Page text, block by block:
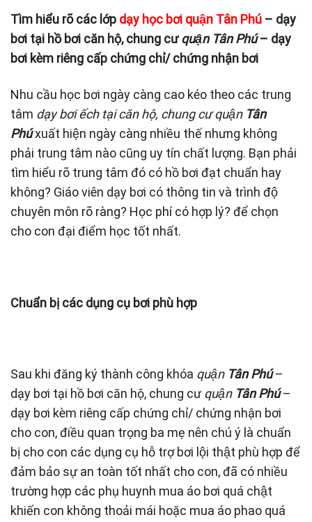
Tìm hiểu rõ các lớp dạy học bơi quận Tân Phú – dạy
bơi tại hồ bơi căn hộ, chung cưquận Tân Phú– dạy
bơi kèm riêng cấp chứng chỉ/ chứng nhận bơi
Nhu cầu học bơi ngày càng cao kéo theo các trung
tâm dạy bơi ếch tại căn hộ, chung cư quận Tân
Phúxuất hiện ngày càng nhiều thế nhưng không
phải trung tâm nào cũng uy tín chất lượng. Bạn phải
tìm hiểu rõ trung tâm đó có hồ bơi đạt chuẩn hay
không? Giáo viên dạy bơi có thông tin và trình độ
chuyên môn rõ ràng? Học phí có hợp lý? để chọn
cho con đại điểm học tốt nhất.
Chuẩn bị các dụng cụ bơi phù hợp
Sau khi đăng ký thành công khóa quận Tân Phú–
dạy bơi tại hồ bơi căn hộ, chung cưquận Tân Phú–
dạy bơi kèm riêng cấp chứng chỉ/ chứng nhận bơi
cho con, điều quan trọng ba mẹ nên chú ý là chuẩn
bị cho con các dụng cụ hỗ trợ bơi lội thật phù hợp để
đảm bảo sự an toàn tốt nhất cho con, đã có nhiều
trường hợp các phụ huynh mua áo bơi quá chật
khiến con không thoải mái hoặc mua áo phao quá